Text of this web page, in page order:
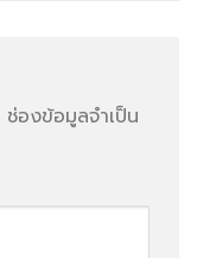
ช่องข้อมูลจำเป็น